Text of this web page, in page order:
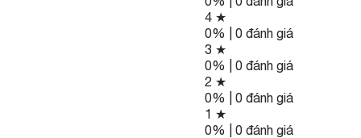
4 ★
0% | 0 đánh giá
3 ★
0% | 0 đánh giá
2 ★
0% | 0 đánh giá
1 ★
0% | 0 đánh giá